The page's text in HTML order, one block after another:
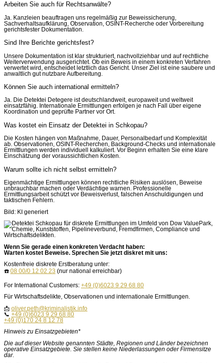
Arbeiten Sie auch für Rechtsanwälte?
Ja. Kanzleien beauftragen uns regelmäßig zur Beweissicherung,
Sachverhaltsaufklärung, Observation, OSINT-Recherche oder Vorbereitung
gerichtsfester Dokumentation.
Sind Ihre Berichte gerichtsfest?
Unsere Dokumentation ist klar strukturiert, nachvollziehbar und auf rechtliche
Weiterverwendung ausgerichtet. Ob ein Beweis in einem konkreten Verfahren
verwertet wird, entscheidet letztlich das Gericht. Unser Ziel ist eine saubere und
anwaltlich gut nutzbare Aufbereitung.
Können Sie auch international ermitteln?
Ja. Die Detektei Detegere ist deutschlandweit, europaweit und weltweit
einsatzfähig. Internationale Ermittlungen erfolgen je nach Fall über eigene
Koordination und geprüfte Partner vor Ort.
Was kostet ein Einsatz der Detektei in Schkopau?
Die Kosten hängen von Maßnahme, Dauer, Personalbedarf und Komplexität
ab. Observationen, OSINT-Recherchen, Background-Checks und internationale
Ermittlungen werden individuell kalkuliert. Vor Beginn erhalten Sie eine klare
Einschätzung der voraussichtlichen Kosten.
Warum sollte ich nicht selbst ermitteln?
Eigenmächtige Ermittlungen können rechtliche Risiken auslösen, Beweise
unbrauchbar machen oder Verdächtige warnen. Professionelle
Ermittlungsarbeit schützt vor Beweisverlust, falschen Anschuldigungen und
taktischen Fehlern.
Bild: KI generiert
Wenn Sie gerade einen konkreten Verdacht haben:
Warten kostet Beweise. Sprechen Sie jetzt diskret mit uns:
Kostenfreie diskrete Erstberatung unter:
☎️ 08 00/0 12 02 23 (nur national erreichbar)
For International Customers: +49 (0)6023 9 29 68 80
Für Wirtschaftsdelikte, Observationen und internationale Ermittlungen.
📩 oliver.peth@kriminalistik.info
📞 +49 (0)6023 9 29 68 80
+49 (0)170 24 8 12 78
Hinweis zu Einsatzgebieten*
Die auf dieser Website genannten Städte, Regionen und Länder bezeichnen
operative Einsatzgebiete. Sie stellen keine Niederlassungen oder Firmensitze
dar.